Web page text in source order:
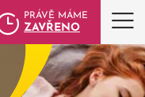
PRÁVĚ MÁME
ZAVŘENO